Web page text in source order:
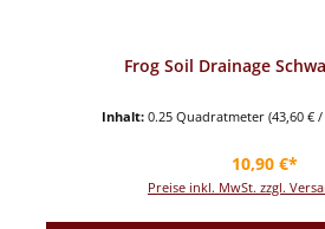
Frog Soil Drainage
Inhalt: 0.25 Quadratmeter (43,60 €
Regulärer
10,90 €*
Preise inkl. MwSt. zzgl.